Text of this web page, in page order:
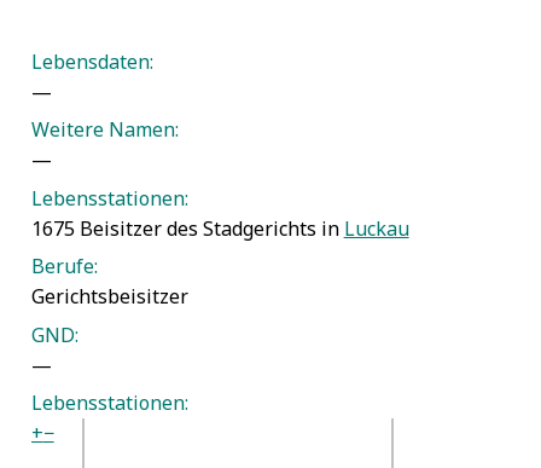
Lebensdaten:
—
Weitere Namen:
—
Lebensstationen:
1675 Beisitzer des Stadgerichts in Luckau
Berufe:
Gerichtsbeisitzer
GND:
—
Lebensstationen:
+−